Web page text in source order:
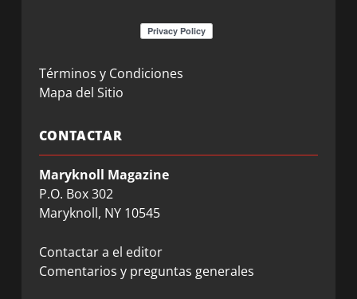
Términos y Condiciones
Mapa del Sitio
CONTACTAR
Maryknoll Magazine
P.O. Box 302
Maryknoll, NY 10545
Contactar a el editor
Comentarios y preguntas generales